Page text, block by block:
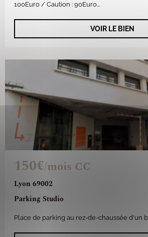
100Euro / Caution : 90Euro...
VOIR LE BIEN
Lyon 69002
Parking Studio
150€/mois CC
Place de parking au rez-de-chaussée d'un